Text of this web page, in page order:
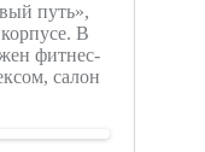
путь»,
В
фитнес-
салон